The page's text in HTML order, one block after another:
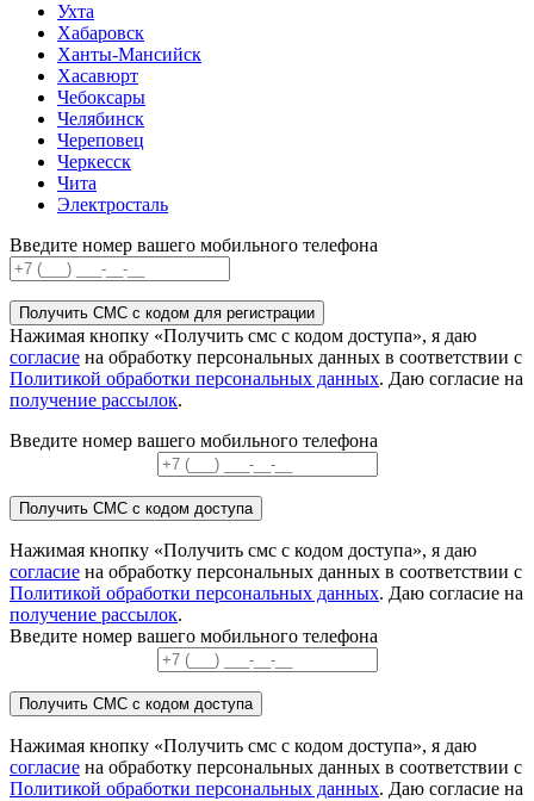
Ухта
Хабаровск
Ханты-Мансийск
Хасавюрт
Чебоксары
Челябинск
Череповец
Черкесск
Чита
Электросталь
Введите номер вашего мобильного телефона
Получить СМС с кодом для регистрации
Нажимая кнопку «Получить смс с кодом доступа», я даю
согласие на обработку персональных данных в соответствии с
Политикой обработки персональных данных. Даю согласие на
получение рассылок.
Введите номер вашего мобильного телефона
Получить СМС с кодом доступа
Нажимая кнопку «Получить смс с кодом доступа», я даю
согласие на обработку персональных данных в соответствии с
Политикой обработки персональных данных. Даю согласие на
получение рассылок.
Введите номер вашего мобильного телефона
Получить СМС с кодом доступа
Нажимая кнопку «Получить смс с кодом доступа», я даю
согласие на обработку персональных данных в соответствии с
Политикой обработки персональных данных. Даю согласие на